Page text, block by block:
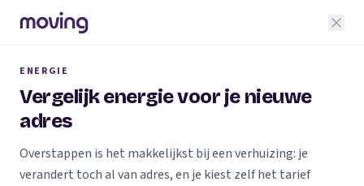
ENERGIE
Vergelijk energie voor je nieuwe
adres
Overstappen is het makkelijkst bij een verhuizing: je
verandert toch al van adres, en je kiest zelf het tarief